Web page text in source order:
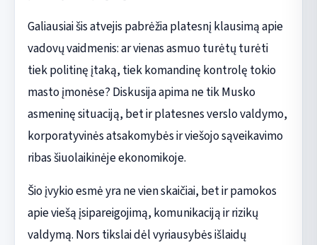
Galiausiai šis atvejis pabrėžia platesnį klausimą apie
vadovų vaidmenis: ar vienas asmuo turėtų turėti
tiek politinę įtaką, tiek komandinę kontrolę tokio
masto įmonėse? Diskusija apima ne tik Musko
asmeninę situaciją, bet ir platesnes verslo valdymo,
korporatyvinės atsakomybės ir viešojo sąveikavimo
ribas šiuolaikinėje ekonomikoje.
Šio įvykio esmė yra ne vien skaičiai, bet ir pamokos
apie viešą įsipareigojimą, komunikaciją ir rizikų
valdymą. Nors tikslai dėl vyriausybės išlaidų